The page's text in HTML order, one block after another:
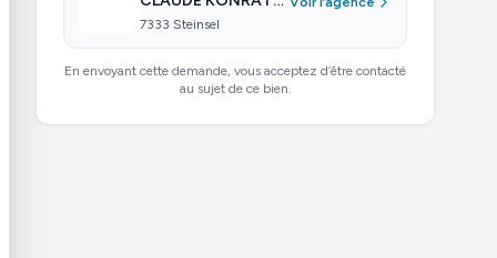
7333 Steinsel
En envoyant cette demande, vous acceptez d’être contacté
au sujet de ce bien.